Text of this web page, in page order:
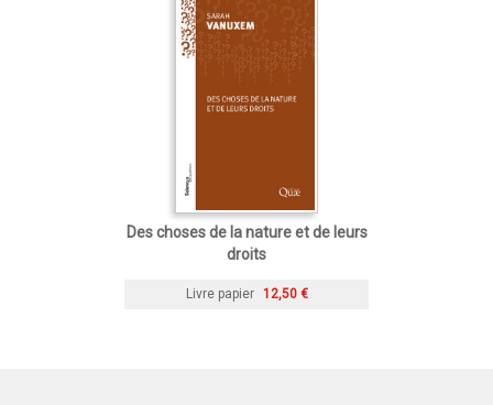
Des choses de la nature et de leurs
droits
Livre papier 12,50 €